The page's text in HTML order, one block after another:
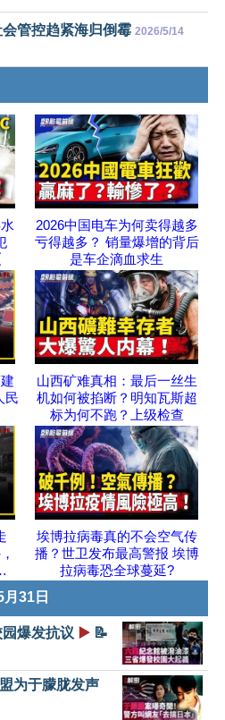
管控趋紧海归倒霉 2026/5/14
2026中国电车为何卖得越多
亏得越多？ 销量爆增的背后
是车企滴血求生
民
山西矿难真相：最后一丝生
机如何被掐断？明知瓦斯超
标为何不跑？上级检查
埃博拉病毒真的不会空气传
播？世卫发布最高警报 埃博
拉病毒恐全球蔓延?
31日
爆发抗议 ▶️ 📝
为于朦胧发声